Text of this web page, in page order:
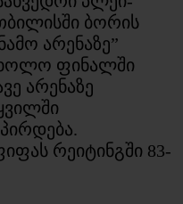
ბორის
არენაზე”
ხოლო ფინალში
არენაზე
რეიტინგში 83-